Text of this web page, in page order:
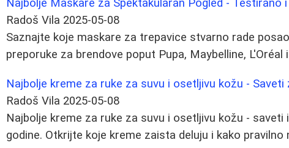
Najbolje Maskare za Spektakularan Pogled - Testirano
Radoš Vila 2025-05-08
Saznajte koje maskare za trepavice stvarno rade
preporuke za brendove poput Pupa, Maybelline, L'Oréal
Najbolje kreme za ruke za suvu i osetljivu kožu - Saveti
Radoš Vila 2025-05-08
Najbolje kreme za ruke za suvu i osetljivu kožu -
godine. Otkrijte koje kreme zaista deluju i kako pravilno